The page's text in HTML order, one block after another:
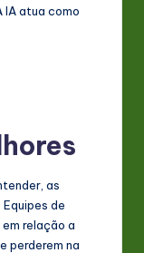
IA atua como
as
de
relação a
perderem na